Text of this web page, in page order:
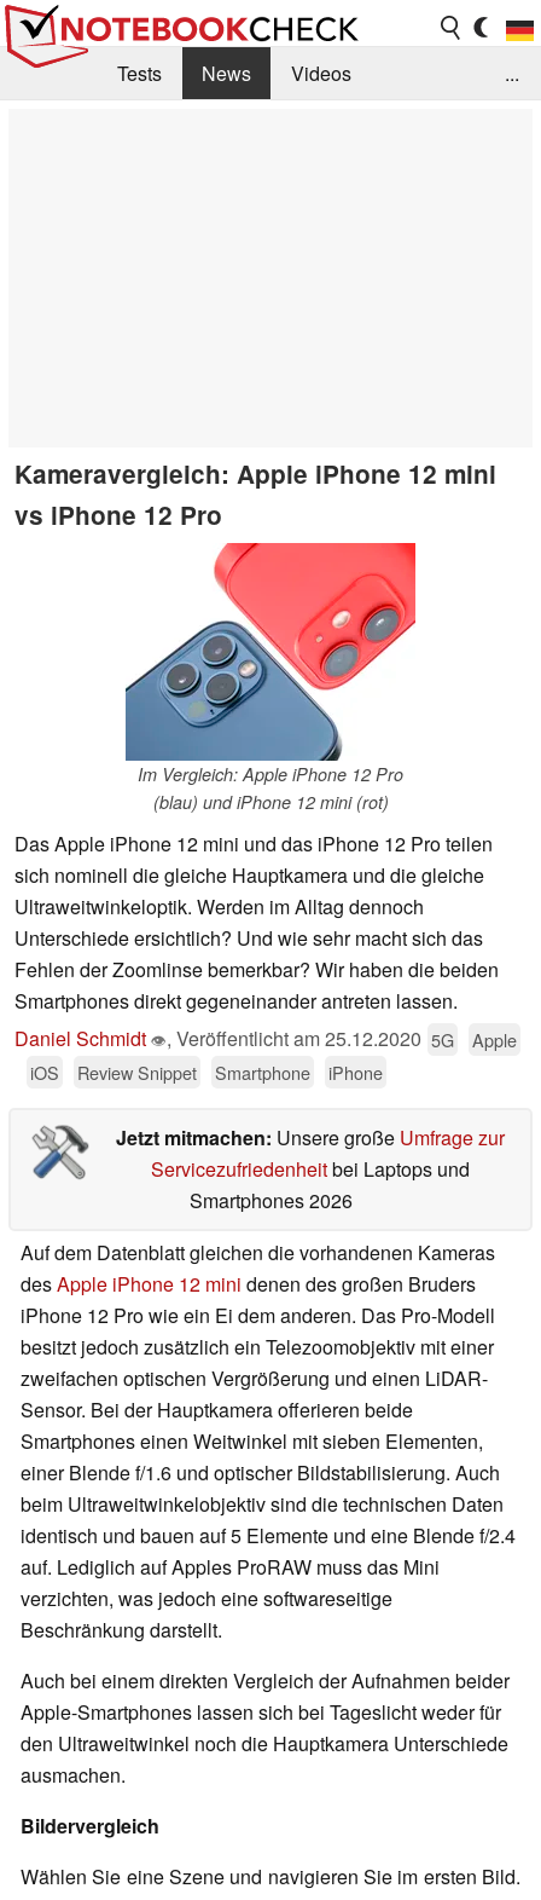
Tests News
Videos
...
Kameravergleich: Apple iPhone 12 mini
vs iPhone 12 Pro
Im Vergleich: Apple iPhone 12 Pro
(blau) und iPhone 12 mini (rot)
Das Apple iPhone 12 mini und das iPhone 12 Pro teilen
sich nominell die gleiche Hauptkamera und die gleiche
Ultraweitwinkeloptik. Werden im Alltag dennoch
Unterschiede ersichtlich? Und wie sehr macht sich das
Fehlen der Zoomlinse bemerkbar? Wir haben die beiden
Smartphones direkt gegeneinander antreten lassen.
Daniel Schmidt 👁, Veröffentlicht am25.12.2020 5G
Apple
iOS
Review Snippet Smartphone iPhone
Jetzt mitmachen: Unsere große Umfrage zur
Servicezufriedenheitbei Laptops und
Smartphones 2026
Auf dem Datenblatt gleichen die vorhandenen Kameras
desApple iPhone 12 mini denen des großen Bruders
iPhone 12 Pro wie ein Ei dem anderen. Das Pro-Modell
besitzt jedoch zusätzlich ein Telezoomobjektiv mit einer
zweifachen optischen Vergrößerung und einen LiDAR-
Sensor. Bei der Hauptkamera offerieren beide
Smartphones einen Weitwinkel mit sieben Elementen,
einer Blende f/1.6 und optischer Bildstabilisierung. Auch
beim Ultraweitwinkelobjektiv sind die technischen Daten
identisch und bauen auf 5 Elemente und eine Blende f/2.4
auf. Lediglich auf Apples ProRAW muss das Mini
verzichten, was jedoch eine softwareseitige
Beschränkung darstellt.
Auch bei einem direkten Vergleich der Aufnahmen beider
Apple-Smartphones lassen sich bei Tageslicht weder für
den Ultraweitwinkel noch die Hauptkamera Unterschiede
ausmachen.
Bildervergleich
Wählen Sie eine Szene und navigieren Sie im ersten Bild.